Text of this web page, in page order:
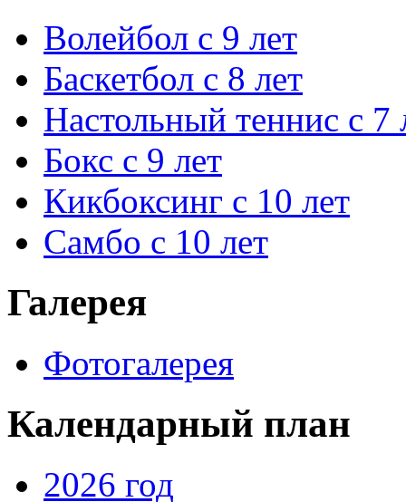
Волейбол с 9 лет
Баскетбол с 8 лет
Настольный теннис с 7
Бокс с 9 лет
Кикбоксинг с 10 лет
Самбо с 10 лет
Галерея
Фотогалерея
Календарный план
2026 год